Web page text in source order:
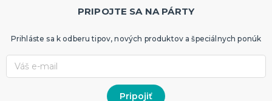
PRIPOJTE SA NA PÁRTY
Prihláste sa k odberu tipov, nových produktov a špeciálnych ponúk